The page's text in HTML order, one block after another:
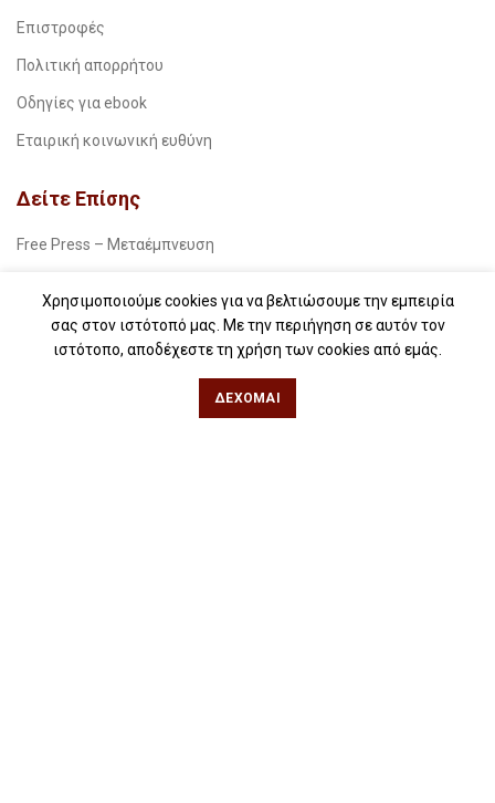
Επιστροφές
Πολιτική απορρήτου
Οδηγίες για ebook
Εταιρική κοινωνική ευθύνη
Δείτε Επίσης
Free Press – Μεταέμπνευση
Για λέσχες ανάγνωσης
Για δημοσιογράφους
Χρησιμοποιούμε cookies για να βελτιώσουμε την εμπειρία
σας στον ιστότοπό μας. Με την περιήγηση σε αυτόν τον
ιστότοπο, αποδέχεστε τη χρήση των cookies από εμάς.
ΔΈΧΟΜΑΙ